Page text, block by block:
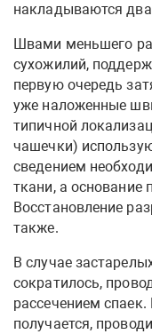
накладываются
Швами меньшего
сухожилий,
первую очередь
уже наложенные
типичной
чашечки)
сведением
ткани, а основание
Восстановление
также.
В случае
сократилось,
рассечением
получается,